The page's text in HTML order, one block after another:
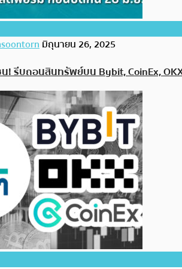
มิถุนายน 26, 2025
น! รีบถอนสินทรัพย์บน Bybit, CoinEx,